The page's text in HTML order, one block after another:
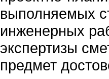
выполняемых
инженерных
экспертизы
предмет